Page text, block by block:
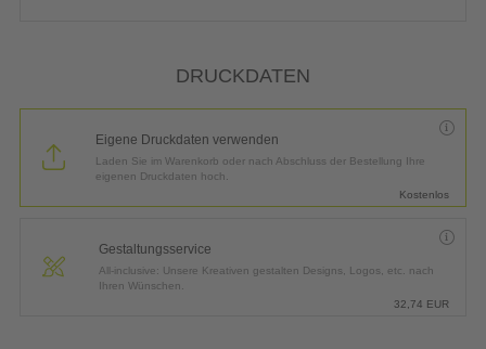
DRUCKDATEN
Eigene Druckdaten verwenden
Laden Sie im Warenkorb oder nach Abschluss der Bestellung Ihre
eigenen Druckdaten hoch.
Kostenlos
Gestaltungsservice
All-inclusive: Unsere Kreativen gestalten Designs, Logos, etc. nach
Ihren Wünschen.
32,74 EUR